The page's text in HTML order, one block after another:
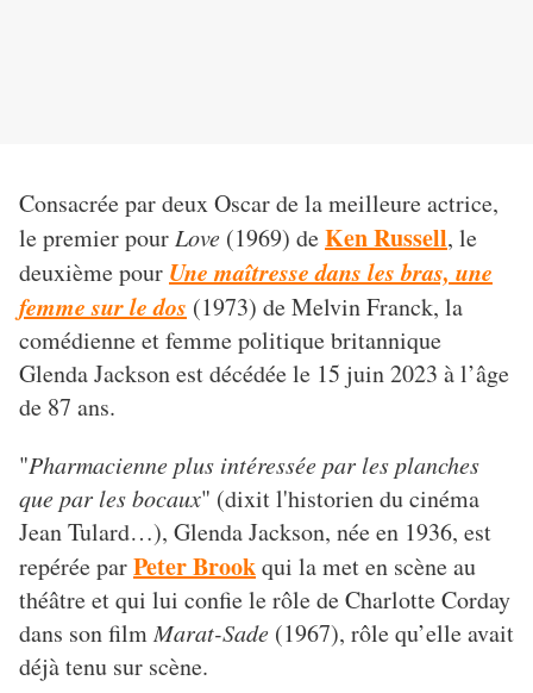
Consacrée par deux Oscar de la meilleure actrice,
le premier pour Love (1969) deKen Russell, le
deuxième pour Une maîtresse dans les bras, une
femme sur le dos (1973) de Melvin Franck, la
comédienne et femme politique britannique
Glenda Jackson est décédée le 15 juin 2023 à l’âge
de 87 ans.
"Pharmacienne plus intéressée par les planches
que par les bocaux" (dixit l'historien du cinéma
Jean Tulard…), Glenda Jackson, née en 1936, est
repérée parPeter Brookqui la met en scène au
théâtre et qui lui confie le rôle de Charlotte Corday
dans son filmMarat-Sade (1967), rôle qu’elle avait
déjà tenu sur scène.